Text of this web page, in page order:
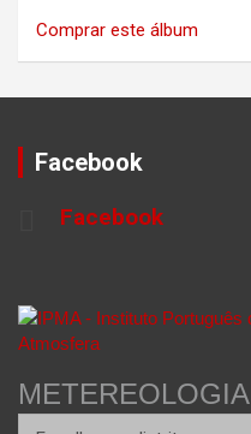
Comprar este álbum
Facebook
Facebook
METEREOLOGIA